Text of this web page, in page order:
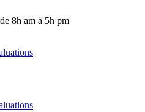
8h am à 5h pm